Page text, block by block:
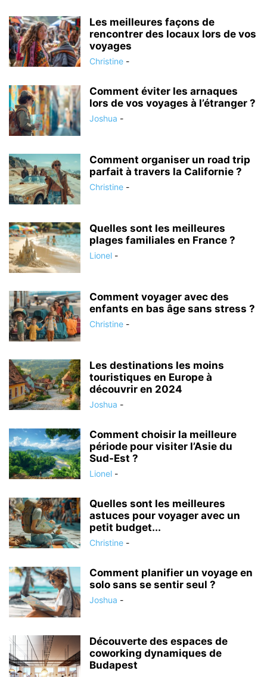
Les meilleures façons de
rencontrer des locaux lors de vos
voyages
Christine -
Comment éviter les arnaques
lors de vos voyages à l’étranger ?
Joshua -
Comment organiser un road trip
parfait à travers la Californie ?
Christine -
Quelles sont les meilleures
plages familiales en France ?
Lionel -
Comment voyager avec des
enfants en bas âge sans stress ?
Christine -
Les destinations les moins
touristiques en Europe à
découvrir en 2024
Joshua -
Comment choisir la meilleure
période pour visiter l’Asie du
Sud-Est ?
Lionel -
Quelles sont les meilleures
astuces pour voyager avec un
petit budget...
Christine -
Comment planifier un voyage en
solo sans se sentir seul ?
Joshua -
Découverte des espaces de
coworking dynamiques de
Budapest